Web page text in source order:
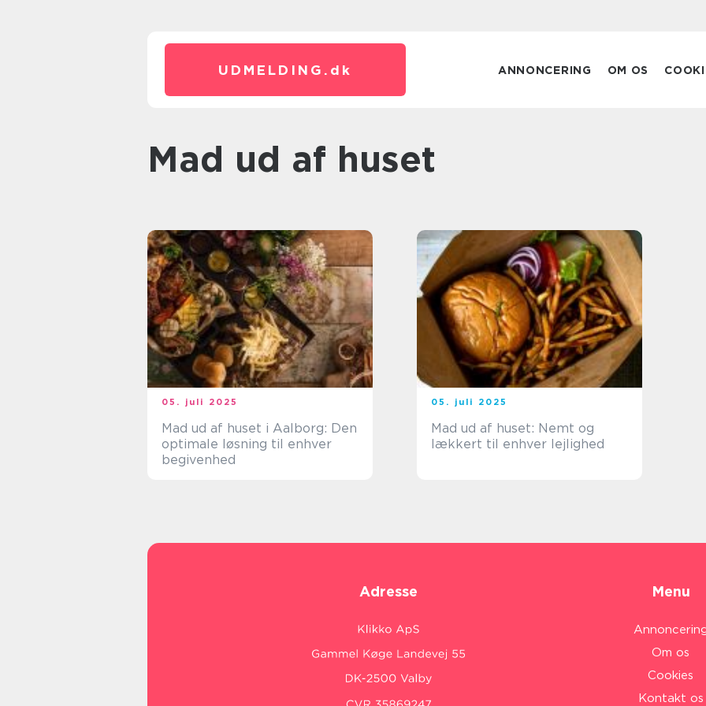
UDMELDING. dk ANNONCERING OM OS
mad ud af huset
05. juli 2025
Mad ud af huset i Aalborg: Den
optimale løsning til enhver
begivenhed
05. juli 2025
Mad ud af huset: Nemt og
lækkert til enhver lejlighed
Adresse Menu
Om os
Cookies
Kontakt os